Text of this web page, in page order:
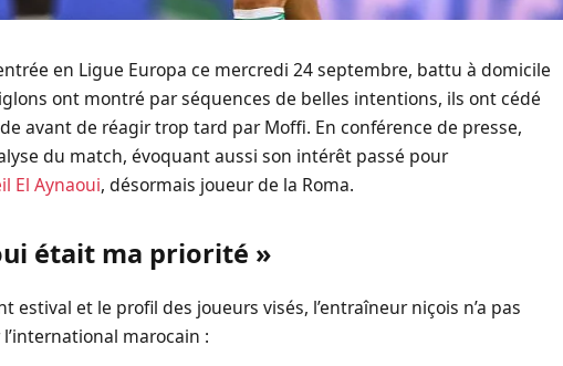
en Ligue Europa ce mercredi 24 septembre, battu à domicile
ont montré par séquences de belles intentions, ils ont cédé
avant de réagir trop tard par Moffi. En conférence de presse,
du match, évoquant aussi son intérêt passé pour
El Aynaoui, désormais joueur de la Roma.
était ma priorité »
et le profil des joueurs visés, l’entraîneur niçois n’a pas
marocain :